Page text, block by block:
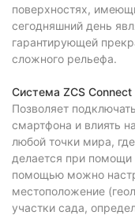
поверхностях,
сегодняшний день
гарантирующей
сложного рельефа.
Система ZCS Connect
Позволяет
смартфона и влиять
любой точки мира,
делается при помощи
помощью можно
местоположение
участки сада,